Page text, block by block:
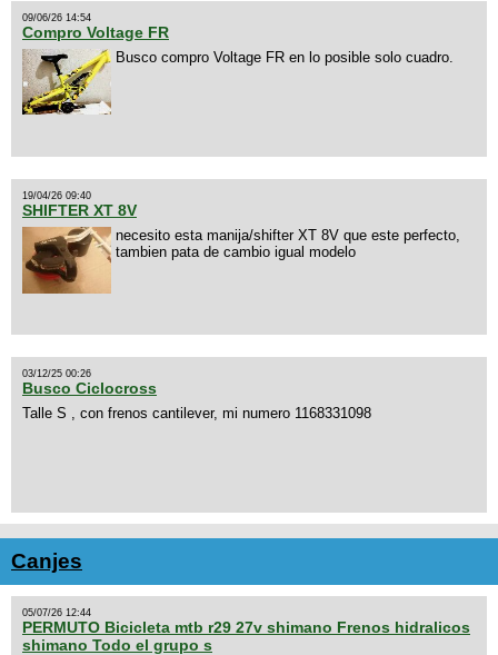
09/06/26 14:54
Compro Voltage FR
Busco compro Voltage FR en lo posible solo cuadro.
19/04/26 09:40
SHIFTER XT 8V
necesito esta manija/shifter XT 8V que este perfecto,
tambien pata de cambio igual modelo
03/12/25 00:26
Busco Ciclocross
Talle S , con frenos cantilever, mi numero 1168331098
Canjes
05/07/26 12:44
PERMUTO Bicicleta mtb r29 27v shimano Frenos hidralicos
shimano Todo el grupo s